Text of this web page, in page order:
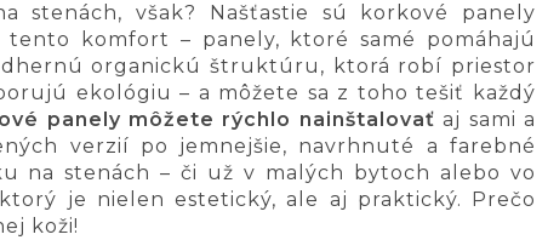
stenách, však? Našťastie sú korkové panely
komfort – panely, ktoré samé pomáhajú
organickú štruktúru, ktorá robí priestor
ekológiu – a môžete sa z toho tešiť každý
panely môžete rýchlo nainštalovať aj sami a
verzií po jemnejšie, navrhnuté a farebné
na stenách – či už v malých bytoch alebo vo
je nielen estetický, ale aj praktický. Prečo
koži!